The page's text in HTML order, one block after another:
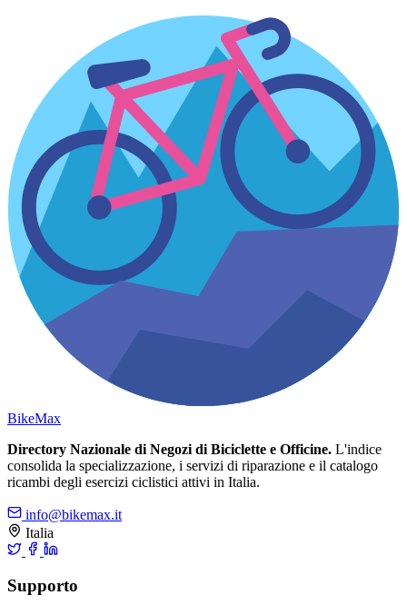
BikeMax
Directory Nazionale di Negozi di Biciclette e Officine. L'indice
consolida la specializzazione, i servizi di riparazione e il catalogo
ricambi degli esercizi ciclistici attivi in Italia.
info@bikemax.it
Italia
Supporto